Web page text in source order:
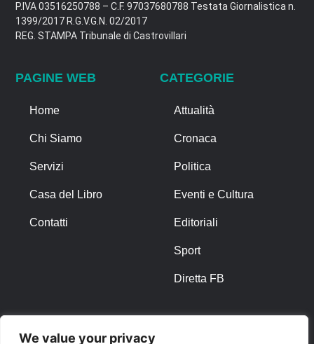
We value your privacy
P.IVA 03516250788 – C.F. 97037680788 Testata Giornalistica n.
1399/2017 R.G.V.G.N. 02/2017
REG. STAMPA Tribunale di Castrovillari
PAGINE WEB
Home
Chi Siamo
Servizi
Casa del Libro
Contatti
CATEGORIE
Attualità
Cronaca
Politica
Eventi e Cultura
Editoriali
Sport
Diretta FB